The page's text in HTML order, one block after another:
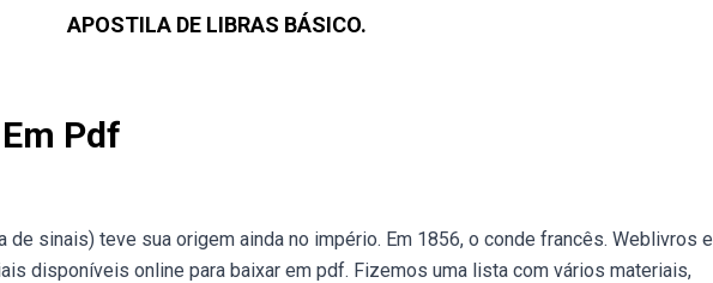
APOSTILA DE LIBRAS BÁSICO.
Pdf
sinais) teve sua origem ainda no império. Em 1856, o conde francês. Weblivros e
disponíveis online para baixar em pdf. Fizemos uma lista com vários materiais,